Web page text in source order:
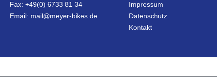
Fax: +49(0) 6733 81 34
Email: mail@meyer-bikes.de
Impressum
Datenschutz
Kontakt